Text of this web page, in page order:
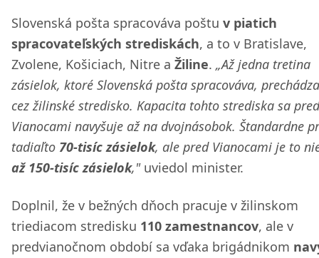
Slovenská pošta spracováva poštu v piatich
spracovateľských strediskách, a to v Bratislave,
Zvolene, Košiciach, Nitre a Žiline. „Až jedna tretina
zásielok, ktoré Slovenská pošta spracováva,
cez žilinské stredisko. Kapacita tohto strediska sa pred
Vianocami navyšuje až na dvojnásobok. Štandardne
tadiaľto 70-tisíc zásielok, ale pred Vianocami je to
až 150-tisíc zásielok,"uviedol minister.
Doplnil, že v bežných dňoch pracuje v žilinskom
triediacom stredisku 110 zamestnancov, ale v
predvianočnom období sa vďaka brigádnikom